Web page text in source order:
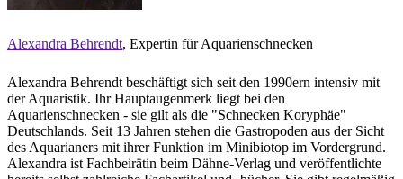
Alexandra Behrendt, Expertin für Aquarienschnecken
Alexandra Behrendt beschäftigt sich seit den 1990ern intensiv mit
der Aquaristik. Ihr Hauptaugenmerk liegt bei den
Aquarienschnecken - sie gilt als die "Schnecken Koryphäe"
Deutschlands. Seit 13 Jahren stehen die Gastropoden aus der Sicht
des Aquarianers mit ihrer Funktion im Minibiotop im Vordergrund.
Alexandra ist Fachbeirätin beim Dähne-Verlag und veröffentlichte